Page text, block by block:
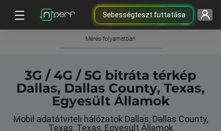
Sebességteszt futtatása
Mérés folyamatban
3G / 4G / 5G bitráta térkép
Dallas, Dallas County, Texas,
Egyesült Államok
Mobil adatátviteli hálózatok Dallas, Dallas County,
Texas, Texas, Egyesült Államok